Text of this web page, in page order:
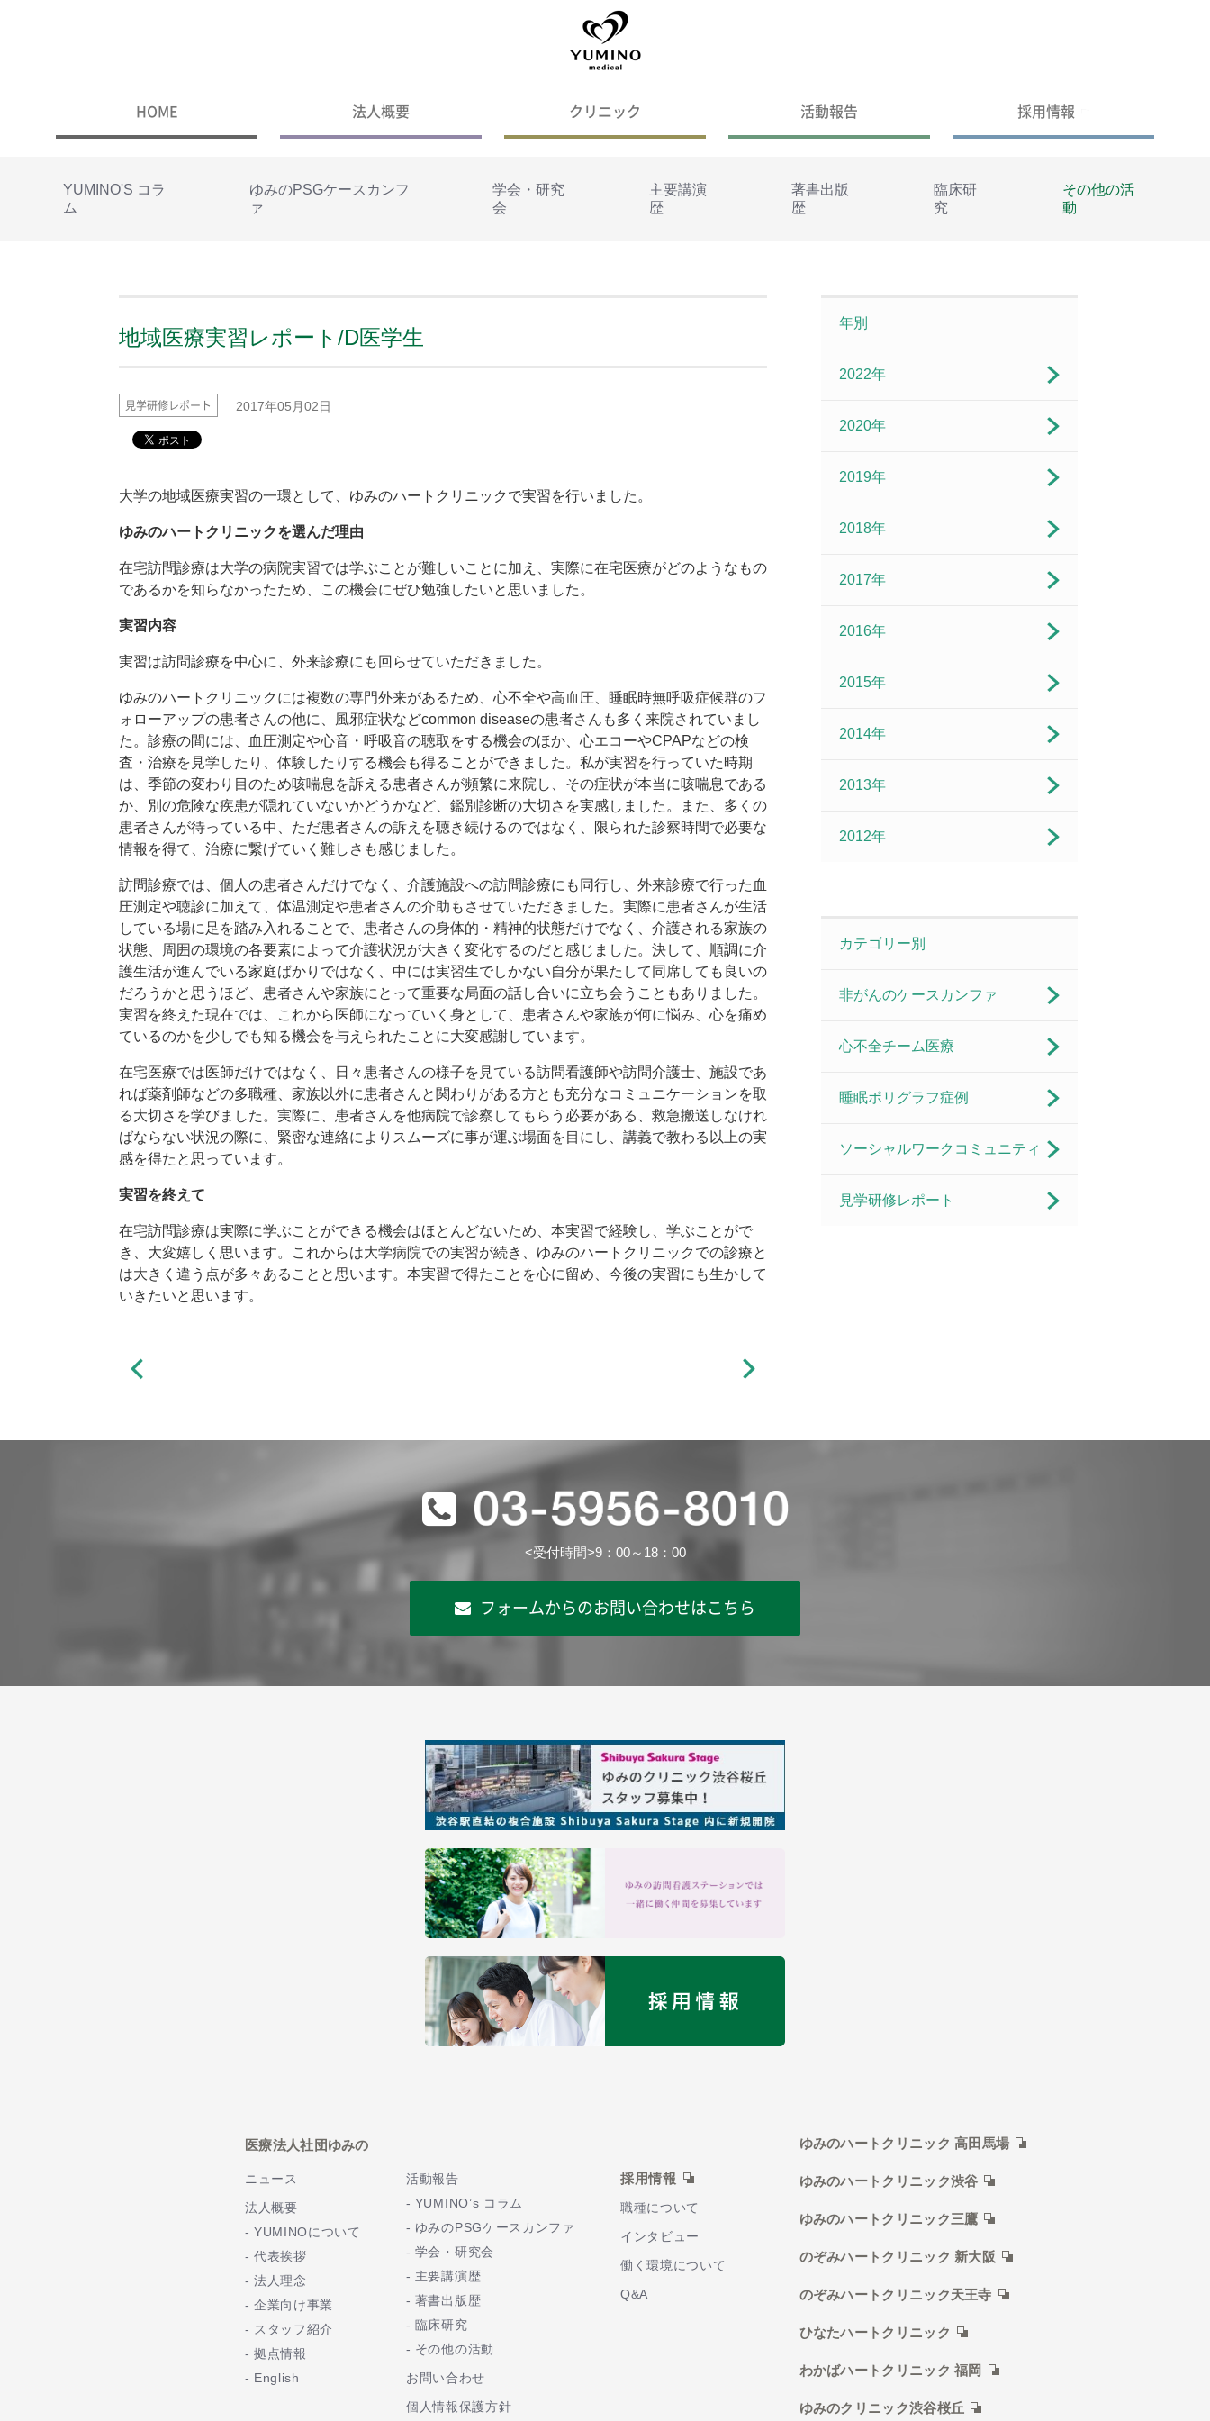
HOME 法人概要 クリニック 活動報告 採用情報
YUMINO'S コラ
ム
ゆみのPSGケースカンフ
ァ
学会・研究
会
主要講演
歴
著書出版
歴
臨床研
究
その他の活
動
地域医療実習レポート/D医学生
見学研修レポート 2017年05月02日
大学の地域医療実習の一環として、ゆみのハートクリニックで実習を行いました。
ゆみのハートクリニックを選んだ理由
在宅訪問診療は大学の病院実習では学ぶことが難しいことに加え、実際に在宅医療がどのようなもの
であるかを知らなかったため、この機会にぜひ勉強したいと思いました。
実習内容
実習は訪問診療を中心に、外来診療にも回らせていただきました。
ゆみのハートクリニックには複数の専門外来があるため、心不全や高血圧、睡眠時無呼吸症候群のフ
ォローアップの患者さんの他に、風邪症状などcommon diseaseの患者さんも多く来院されていまし
た。診療の間には、血圧測定や心音・呼吸音の聴取をする機会のほか、心エコーやCPAPなどの検
査・治療を見学したり、体験したりする機会も得ることができました。私が実習を行っていた時期
は、季節の変わり目のため咳喘息を訴える患者さんが頻繁に来院し、その症状が本当に咳喘息である
か、別の危険な疾患が隠れていないかどうかなど、鑑別診断の大切さを実感しました。また、多くの
患者さんが待っている中、ただ患者さんの訴えを聴き続けるのではなく、限られた診察時間で必要な
情報を得て、治療に繋げていく難しさも感じました。
訪問診療では、個人の患者さんだけでなく、介護施設への訪問診療にも同行し、外来診療で行った血
圧測定や聴診に加えて、体温測定や患者さんの介助もさせていただきました。実際に患者さんが生活
している場に足を踏み入れることで、患者さんの身体的・精神的状態だけでなく、介護される家族の
状態、周囲の環境の各要素によって介護状況が大きく変化するのだと感じました。決して、順調に介
護生活が進んでいる家庭ばかりではなく、中には実習生でしかない自分が果たして同席しても良いの
だろうかと思うほど、患者さんや家族にとって重要な局面の話し合いに立ち会うこともありました。
実習を終えた現在では、これから医師になっていく身として、患者さんや家族が何に悩み、心を痛め
ているのかを少しでも知る機会を与えられたことに大変感謝しています。
在宅医療では医師だけではなく、日々患者さんの様子を見ている訪問看護師や訪問介護士、施設であ
れば薬剤師などの多職種、家族以外に患者さんと関わりがある方とも充分なコミュニケーションを取
る大切さを学びました。実際に、患者さんを他病院で診察してもらう必要がある、救急搬送しなけれ
ばならない状況の際に、緊密な連絡によりスムーズに事が運ぶ場面を目にし、講義で教わる以上の実
感を得たと思っています。
実習を終えて
在宅訪問診療は実際に学ぶことができる機会はほとんどないため、本実習で経験し、学ぶことがで
き、大変嬉しく思います。これからは大学病院での実習が続き、ゆみのハートクリニックでの診療と
は大きく違う点が多々あることと思います。本実習で得たことを心に留め、今後の実習にも生かして
いきたいと思います。
年別
2022年
2020年
2019年
2018年
2017年
2016年
2015年
2014年
2013年
2012年
カテゴリー別
非がんのケースカンファ
心不全チーム医療
睡眠ポリグラフ症例
ソーシャルワークコミュニティ
見学研修レポート
<受付時間>9：00～18：00
フォームからのお問い合わせはこちら
医療法人社団ゆみの
ニュース
法人概要
YUMINOについて
代表挨拶
法人理念
企業向け事業
スタッフ紹介
拠点情報
English
活動報告
YUMINO’s コラム
ゆみのPSGケースカンファ
学会・研究会
主要講演歴
著書出版歴
臨床研究
その他の活動
お問い合わせ
個人情報保護方針
採用情報
職種について
インタビュー
働く環境について
Q&A
ゆみのハートクリニック 高田馬場
ゆみのハートクリニック渋谷
ゆみのハートクリニック三鷹
のぞみハートクリニック 新大阪
のぞみハートクリニック天王寺
ひなたハートクリニック
わかばハートクリニック 福岡
ゆみのクリニック渋谷桜丘